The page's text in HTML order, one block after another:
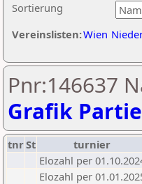
Sortierung
Vereinslisten:Wien
Pnr:146637
Grafik
tnrSt turnier
Elozahl per
Elozahl per